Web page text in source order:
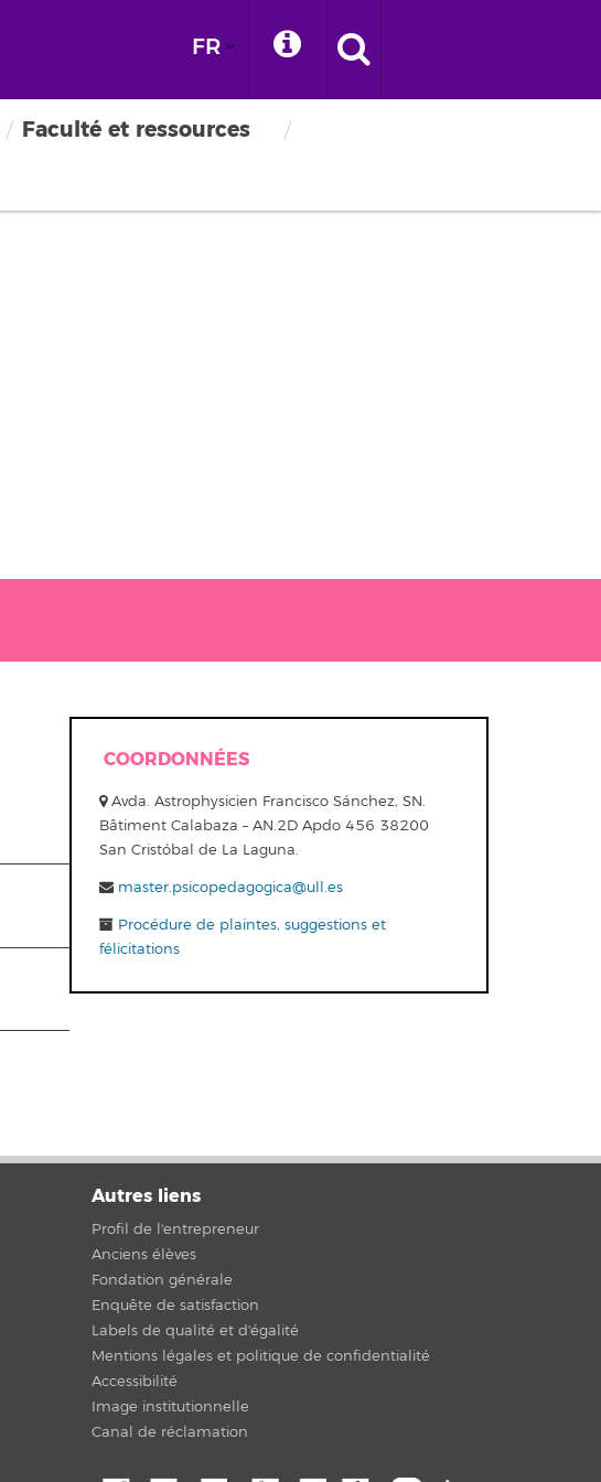
FR
Faculté et ressources
COORDONNÉES
Avda. Astrophysicien Francisco Sánchez, SN.
Bâtiment Calabaza – AN.2D Apdo 456 38200
San Cristóbal de La Laguna.
master.psicopedagogica@ull.es
Procédure de plaintes, suggestions et
félicitations
Autres liens
Profil de l'entrepreneur
Anciens élèves
Fondation générale
Enquête de satisfaction
Labels de qualité et d'égalité
Mentions légales et politique de confidentialité
Accessibilité
Image institutionnelle
Canal de réclamation